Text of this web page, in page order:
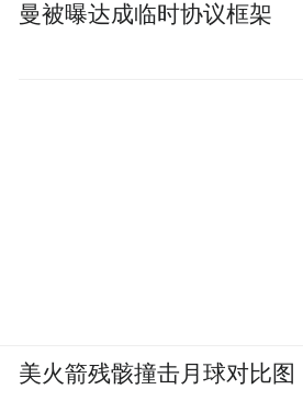
曼被曝达成临时协议框架
美火箭残骸撞击月球对比图